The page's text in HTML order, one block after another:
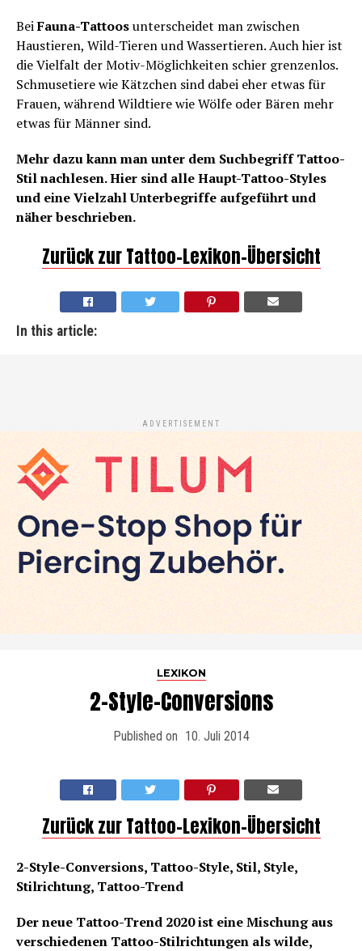
BeiFauna-Tattoosunterscheidet man zwischen
Haustieren, Wild-Tieren und Wassertieren. Auch hier ist
die Vielfalt der Motiv-Möglichkeiten schier grenzenlos.
Schmusetiere wie Kätzchen sind dabei eher etwas für
Frauen, während Wildtiere wie Wölfe oder Bären mehr
etwas für Männer sind.
Mehr dazu kann man unter dem Suchbegriff Tattoo-
Stil nachlesen. Hier sind alle Haupt-Tattoo-Styles
und eine Vielzahl Unterbegriffe aufgeführt und
näher beschrieben.
Zurück zur Tattoo-Lexikon-Übersicht
In this article:
ADVERTISEMENT
LEXIKON
2-Style-Conversions
Published on 10. Juli 2014
Zurück zur Tattoo-Lexikon-Übersicht
2-Style-Conversions, Tattoo-Style, Stil, Style,
Stilrichtung, Tattoo-Trend
Der neue Tattoo-Trend 2020 ist eine Mischung aus
verschiedenen Tattoo-Stilrichtungen als wilde,